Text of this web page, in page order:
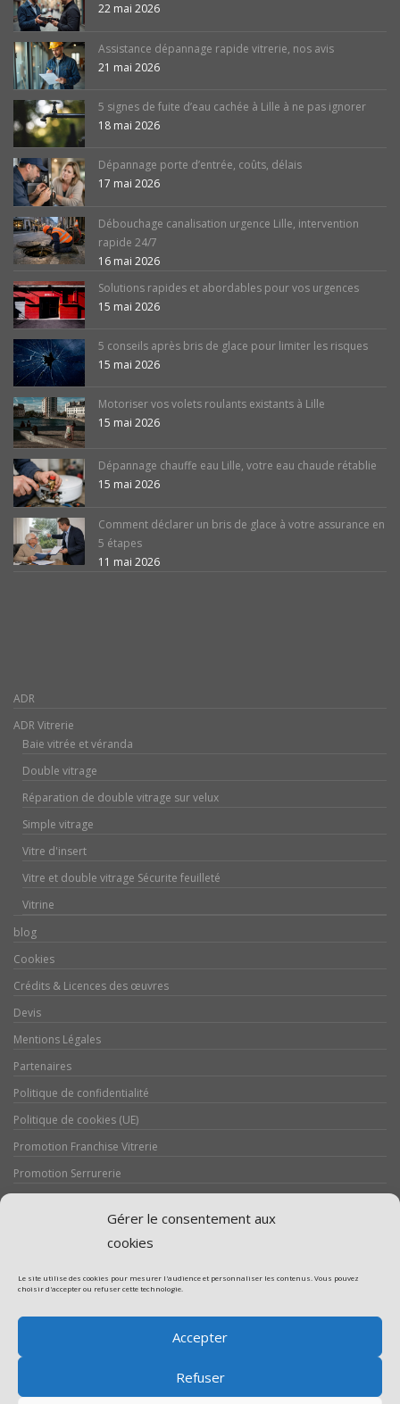
Gérer le consentement aux
cookies
Le site utilise des cookies pour mesurer l'audience et personnaliser les contenus. Vous pouvez
choisir d'accepter ou refuser cette technologie.
Accepter
Refuser
22 mai 2026
Assistance dépannage rapide vitrerie, nos avis
21 mai 2026
5 signes de fuite d’eau cachée à Lille à ne pas ignorer
18 mai 2026
Dépannage porte d’entrée, coûts, délais
17 mai 2026
Débouchage canalisation urgence Lille, intervention
rapide 24/7
16 mai 2026
Solutions rapides et abordables pour vos urgences
15 mai 2026
5 conseils après bris de glace pour limiter les risques
15 mai 2026
Motoriser vos volets roulants existants à Lille
15 mai 2026
Dépannage chauffe eau Lille, votre eau chaude rétablie
15 mai 2026
Comment déclarer un bris de glace à votre assurance en
5 étapes
11 mai 2026
ADR
ADR Vitrerie
Baie vitrée et véranda
Double vitrage
Réparation de double vitrage sur velux
Simple vitrage
Vitre d'insert
Vitre et double vitrage Sécurite feuilleté
Vitrine
blog
Cookies
Crédits & Licences des œuvres
Devis
Mentions Légales
Partenaires
Politique de confidentialité
Politique de cookies (UE)
Promotion Franchise Vitrerie
Promotion Serrurerie